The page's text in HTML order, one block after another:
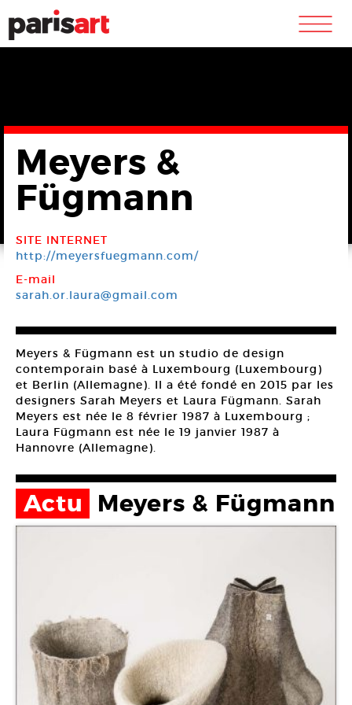
m
Meyers &
Fügmann
SITE INTERNET
http://meyersfuegmann.com/
E-mail
sarah.or.laura@gmail.com
Meyers & Fügmann est un studio de design
contemporain basé à Luxembourg (Luxembourg)
et Berlin (Allemagne). Il a été fondé en 2015 par les
designers Sarah Meyers et Laura Fügmann. Sarah
Meyers est née le 8 février 1987 à Luxembourg ;
Laura Fügmann est née le 19 janvier 1987 à
Hannovre (Allemagne).
Actu Meyers & Fügmann